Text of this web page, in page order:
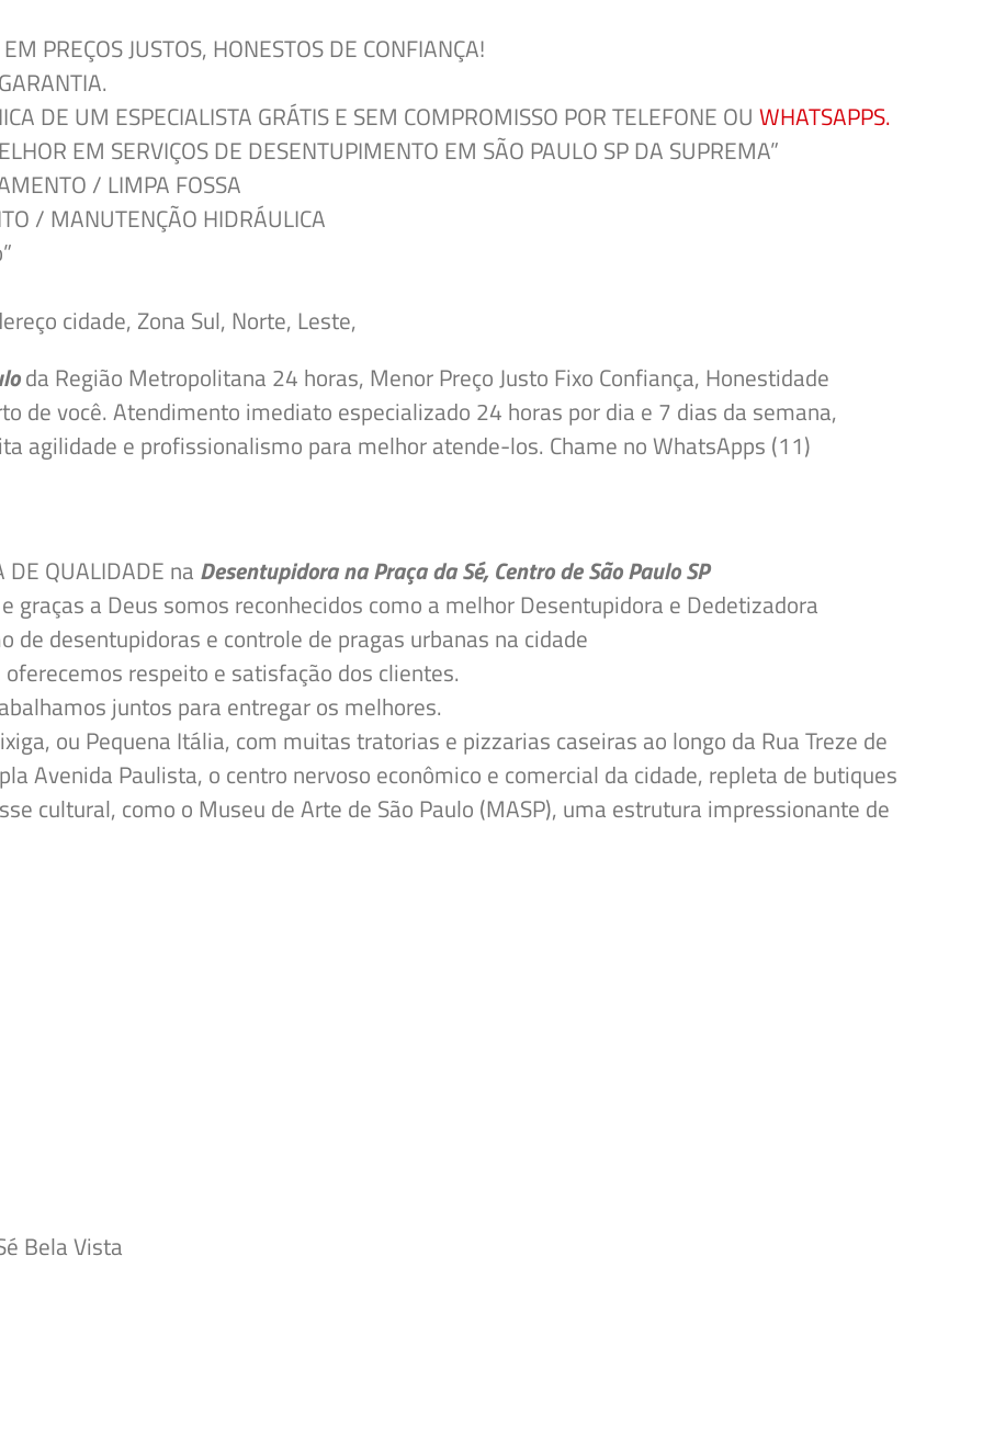
PREÇOS JUSTOS, HONESTOS DE CONFIANÇA!
DE UM ESPECIALISTA GRÁTIS E SEM COMPROMISSO POR TELEFONE OU WHATSAPPS.
EM SERVIÇOS DE DESENTUPIMENTO EM SÃO PAULO SP DA SUPREMA”
/ LIMPA FOSSA
/ MANUTENÇÃO HIDRÁULICA
cidade, Zona Sul, Norte, Leste,
da Região Metropolitana 24 horas, MenorPreço Justo Fixo Confiança, Honestidade
de você. Atendimento imediato especializado 24 horas por dia e 7 dias da semana,
agilidade e profissionalismo para melhor atende-los. Chame no WhatsApps (11)
DE QUALIDADE na Desentupidora na Praça da Sé, Centro de São Paulo SP
graças a Deus somos reconhecidos como a melhor Desentupidora e Dedetizadora
desentupidoras e controle de pragas urbanas na cidade
respeito e satisfação dos clientes.
juntos para entregar os melhores.
ou Pequena Itália, com muitas tratorias e pizzarias caseiras ao longo da Rua Treze de
Avenida Paulista, o centro nervoso econômico e comercial da cidade, repleta de butiques
cultural, como o Museu de Arte de São Paulo (MASP), uma estrutura impressionante de
Bela Vista